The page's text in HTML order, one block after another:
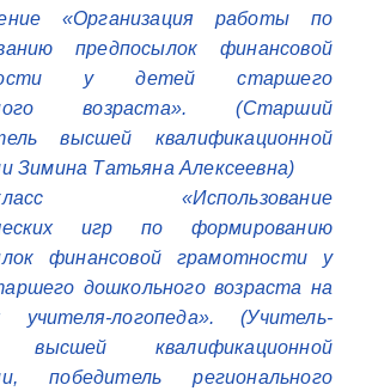
«Организация работы по
предпосылок финансовой
у детей старшего
возраста». (Старший
высшей квалификационной
Зимина Татьяна Алексеевна)
класс «Использование
игр по формированию
финансовой грамотности у
дошкольного возраста на
учителя-логопеда». (Учитель-
высшей квалификационной
победитель регионального